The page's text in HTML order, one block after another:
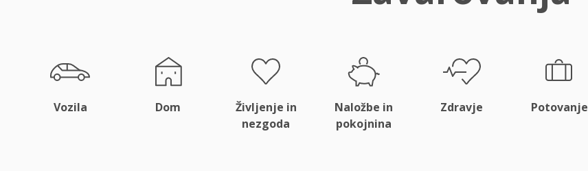
Vozila Dom
Življenje in
nezgoda
Naložbe in
pokojnina
Zdravje Potovanje